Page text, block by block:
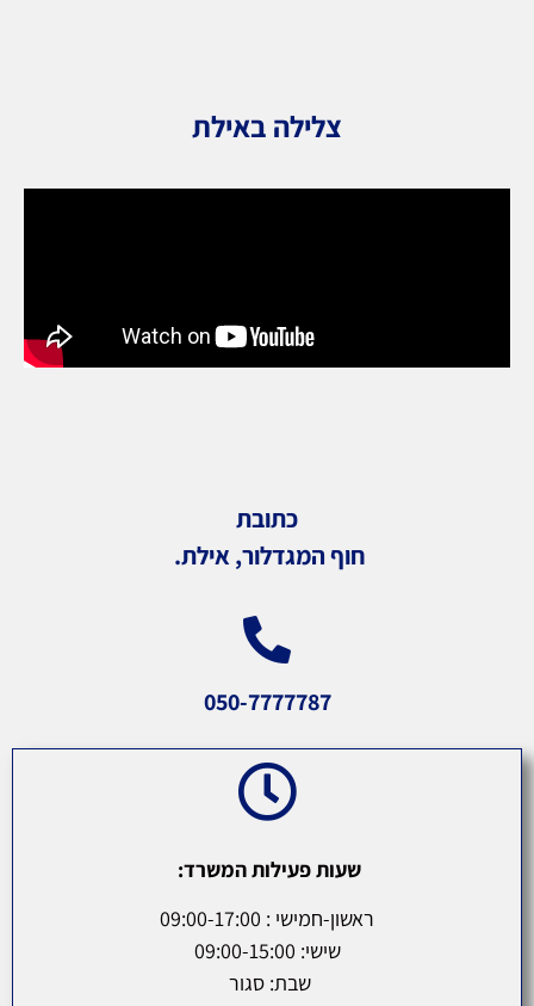
צלילה באילת
כתובת
חוף המגדלור, אילת.
050-7777787
שעות פעילות המשרד:
ראשון-חמישי : 09:00-17:00
שישי: 09:00-15:00
שבת: סגור